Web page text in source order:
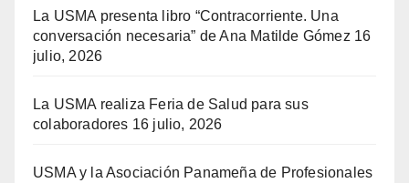
La USMA presenta libro “Contracorriente. Una
conversación necesaria” de Ana Matilde Gómez 16
julio, 2026
La USMA realiza Feria de Salud para sus
colaboradores 16 julio, 2026
USMA y la Asociación Panameña de Profesionales